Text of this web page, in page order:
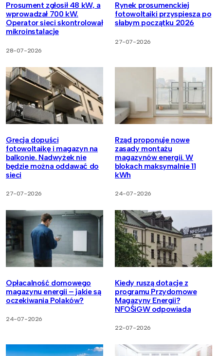
Prosument zgłosił 48 kW, a
wprowadzał 700 kW.
Operator sieci skontrolował
mikroinstalacje
28-07-2026
Rynek prosumenckiej
fotowoltaiki przyspiesza po
słabym początku 2026
27-07-2026
Grecja dopuści
fotowoltaikę i magazyn na
balkonie. Nadwyżek nie
będzie można oddawać do
sieci
27-07-2026
Rząd proponuje nowe
zasady montażu
magazynów energii. W
blokach maksymalnie 11
kWh
24-07-2026
Opłacalność domowego
magazynu energii – jakie są
oczekiwania Polaków?
24-07-2026
Kiedy ruszą dotacje z
programu Przydomowe
Magazyny Energii?
NFOŚiGW odpowiada
22-07-2026